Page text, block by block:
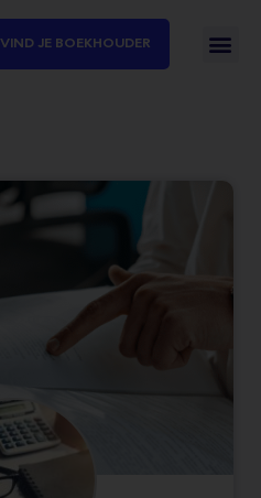
VIND JE BOEKHOUDER